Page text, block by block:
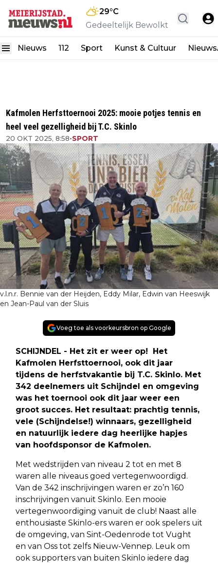
29°C
Gedeeltelijk Bewolkt
Nieuws 112 Sport Kunst & Cultuur
Kafmolen Herfsttoernooi 2025: mooie potjes tennis en
heel veel gezelligheid bij T.C. Skinlo
20 OKT 2025, 8:58•SPORT
v.l.n.r. Bennie van der Heijden, Eddy Milar, Edwin van Heeswijk
en Jean-Paul van der Sluis
Voeg toe als voorkeursbron op Google
SCHIJNDEL - Het zit er weer op! Het
Kafmolen Herfsttoernooi, ook dit jaar
tijdens de herfstvakantie bij T.C. Skinlo. Met
342 deelnemers uit Schijndel en omgeving
was het toernooi ook dit jaar weer een
groot succes. Het resultaat: prachtig tennis,
vele (Schijndelse!) winnaars, gezelligheid
en natuurlijk iedere dag heerlijke hapjes
van hoofdsponsor de Kafmolen.
Met wedstrijden van niveau 2 tot en met 8
waren alle niveaus goed vertegenwoordigd.
Van de 342 inschrijvingen waren er zo’n 160
inschrijvingen vanuit Skinlo. Een mooie
vertegenwoordiging vanuit de club! Naast alle
enthousiaste Skinlo-ers waren er ook spelers uit
de omgeving, van Sint-Oedenrode tot Vught
en van Oss tot zelfs Nieuw-Vennep. Leuk om
ook supporters van buiten Skinlo iedere dag